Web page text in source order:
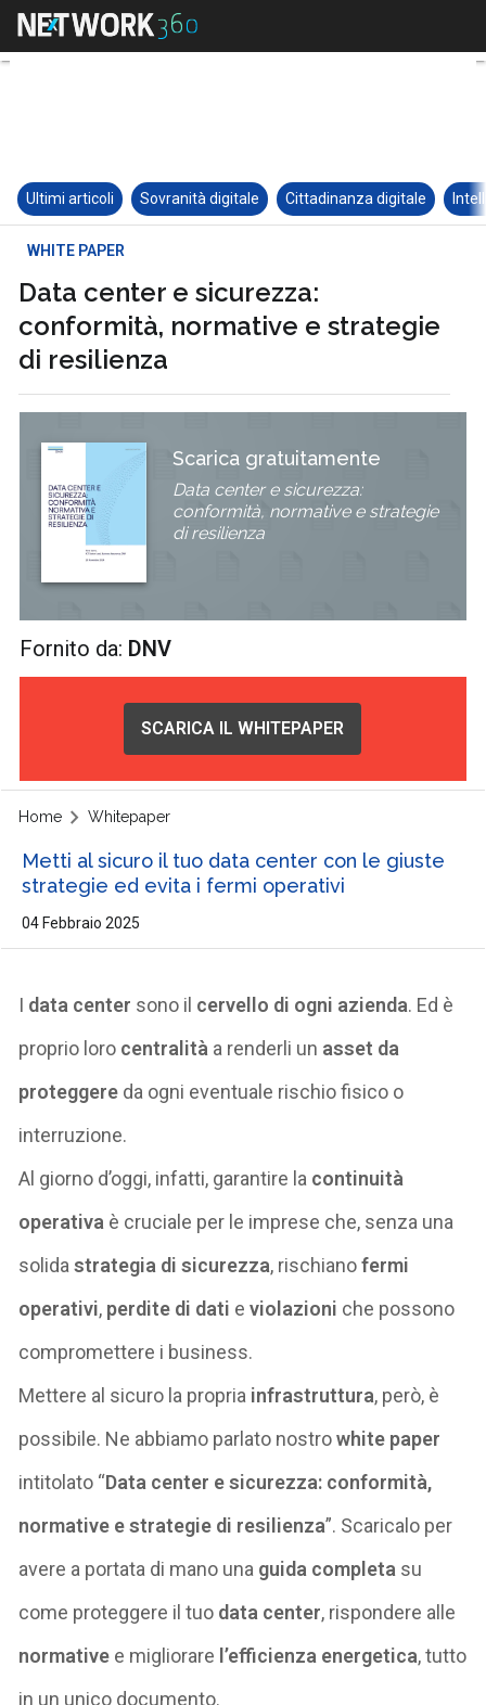
Ultimi articoli Sovranità digitale Cittadinanza digitale
WHITE PAPER
Data center e sicurezza:
conformità, normative e strategie
di resilienza
Scarica gratuitamente
Data center e sicurezza:
conformità, normative e strategie
di resilienza
Fornito da: DNV
SCARICA IL WHITEPAPER
Home Whitepaper
Metti al sicuro il tuo data center con le giuste
strategie ed evita i fermi operativi
04 Febbraio 2025
I data center sono il cervello di ogni azienda. Ed è
proprio loro centralità a renderli un asset da
proteggere da ogni eventuale rischio fisico o
interruzione.
Al giorno d’oggi, infatti, garantire la continuità
operativa è cruciale per le imprese che, senza una
solidastrategia di sicurezza, rischianofermi
operativi, perdite di dati e violazioni che possono
compromettere i business.
Mettere al sicuro la propria infrastruttura, però, è
possibile. Ne abbiamo parlato nostrowhite paper
intitolato “Data center e sicurezza: conformità,
normative e strategie di resilienza”. Scaricalo per
avere a portata di mano una guida completa su
come proteggere il tuo data center, rispondere alle
normative e migliorare l’efficienza energetica, tutto
in un unico documento.